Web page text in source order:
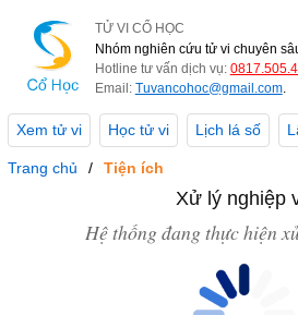
TỬ VI CỔ HỌC
Nhóm nghiên cứu tử vi chuyên
Hotline tư vấn dịch vụ:
Email: Tuvancohoc@gmail.com.
Xem tử vi Học tử vi Lịch lá số
Trang chủ Tiện ích
Xử lý nghiệp
Hệ thống đang thực hiện